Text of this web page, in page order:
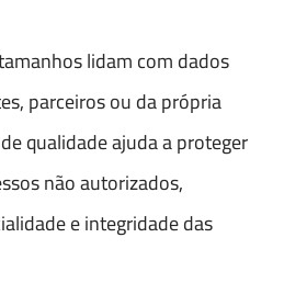
lidam com dados
parceiros ou da própria
qualidade ajuda a proteger
não autorizados,
e integridade das